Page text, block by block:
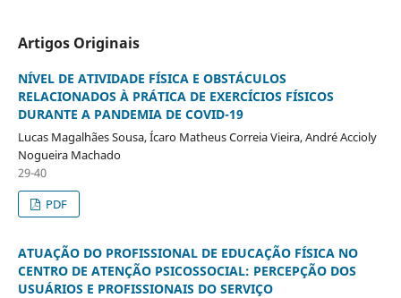
Artigos Originais
NÍVEL DE ATIVIDADE FÍSICA E OBSTÁCULOS
RELACIONADOS À PRÁTICA DE EXERCÍCIOS FÍSICOS
DURANTE A PANDEMIA DE COVID-19
Lucas Magalhães Sousa, Ícaro Matheus Correia Vieira, André Accioly
Nogueira Machado
29-40
PDF
ATUAÇÃO DO PROFISSIONAL DE EDUCAÇÃO FÍSICA NO
CENTRO DE ATENÇÃO PSICOSSOCIAL: PERCEPÇÃO DOS
USUÁRIOS E PROFISSIONAIS DO SERVIÇO